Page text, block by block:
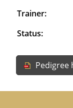
Trainer:
Status:
Pedigree